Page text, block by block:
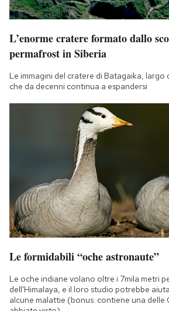
L’enorme cratere formato dallo
permafrost in Siberia
Le immagini del cratere di Batagaika, largo
che da decenni continua a espandersi
Le formidabili “oche astronaute”
Le oche indiane volano oltre i 7mila metri
dell'Himalaya, e il loro studio potrebbe
alcune malattie (bonus: contiene una delle